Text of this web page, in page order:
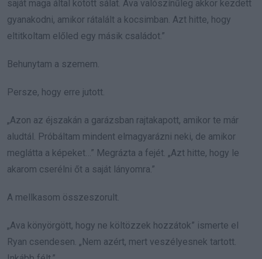
saját maga által kötött sálat. Ava valószínűleg akkor kezdett
gyanakodni, amikor rátalált a kocsimban. Azt hitte, hogy
eltitkoltam előled egy másik családot.”
Behunytam a szemem.
Persze, hogy erre jutott.
„Azon az éjszakán a garázsban rajtakapott, amikor te már
aludtál. Próbáltam mindent elmagyarázni neki, de amikor
meglátta a képeket…” Megrázta a fejét. „Azt hitte, hogy le
akarom cserélni őt a saját lányomra.”
A mellkasom összeszorult.
„Ava könyörgött, hogy ne költözzek hozzátok” ismerte el
Ryan csendesen. „Nem azért, mert veszélyesnek tartott.